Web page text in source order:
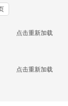
点击重新加载
点击重新加载